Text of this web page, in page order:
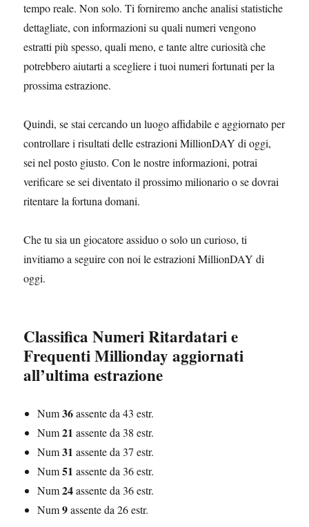
tempo reale. Non solo. Ti forniremo anche analisi statistiche
dettagliate, con informazioni su quali numeri vengono
estratti più spesso, quali meno, e tante altre curiosità che
potrebbero aiutarti a scegliere i tuoi numeri fortunati per la
prossima estrazione.
Quindi, se stai cercando un luogo affidabile e aggiornato per
controllare i risultati delle estrazioni MillionDAY di oggi,
sei nel posto giusto. Con le nostre informazioni, potrai
verificare se sei diventato il prossimo milionario o se dovrai
ritentare la fortuna domani.
Che tu sia un giocatore assiduo o solo un curioso, ti
invitiamo a seguire con noi le estrazioni MillionDAY di
oggi.
Classifica Numeri Ritardatari e
Frequenti Millionday aggiornati
all’ultima estrazione
Num36assente da 43 estr.
Num21 assente da 38 estr.
Num31 assente da 37 estr.
Num51 assente da 36 estr.
Num24assente da 36 estr.
Num9assente da 26 estr.